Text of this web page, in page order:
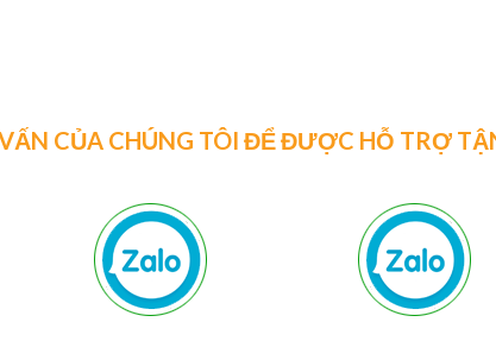
CỦA CHÚNG TÔI ĐỂ ĐƯỢC HỖ TRỢ